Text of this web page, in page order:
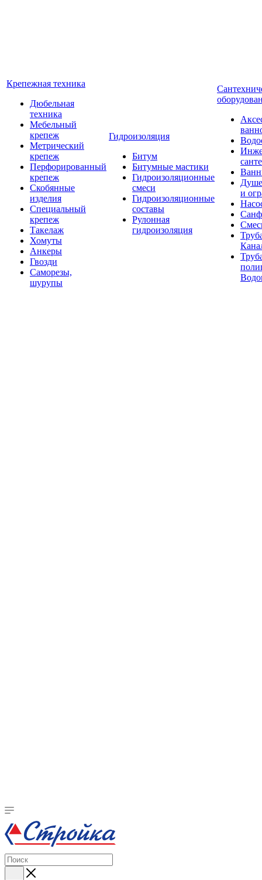
Крепежная техника
Дюбельная
техника
Мебельный
крепеж
Метрический
крепеж
Перфорированный
крепеж
Скобянные
изделия
Специальный
крепеж
Такелаж
Хомуты
Анкеры
Гвозди
Саморезы,
шурупы
Гидроизоляция
Битум
Битумные мастики
Гидроизоляционные
смеси
Гидроизоляционные
составы
Рулонная
гидроизоляция
и